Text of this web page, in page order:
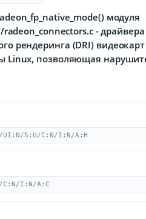
модуля
-
рендеринга (DRI)
Linux, позволяющая
UI:N/S:U/C:N/I:N/A:H
C:N/I:N/A:C